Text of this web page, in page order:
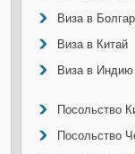
Виза в
Виза в Китай
Виза в Индию
Посольство
Посольство